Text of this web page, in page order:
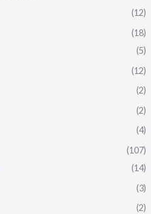
(12)
(18)
(5)
(12)
(2)
(2)
(4)
(107)
(14)
(3)
(2)